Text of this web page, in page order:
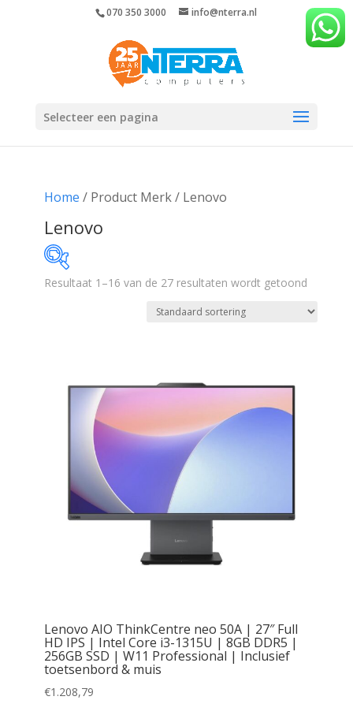
070 350 3000 info@nterra.nl
Selecteer een pagina
Home / Product Merk / Lenovo
Lenovo
Resultaat 1–16 van de 27 resultaten wordt getoond
Lenovo AIO ThinkCentre neo 50A | 27″ Full
HD IPS | Intel Core i3-1315U | 8GB DDR5 |
256GB SSD | W11 Professional | Inclusief
toetsenbord & muis
€1.208,79